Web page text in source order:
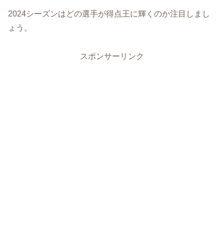
2024シーズンはどの選手が得点王に輝くのか注目しまし
ょう。
スポンサーリンク